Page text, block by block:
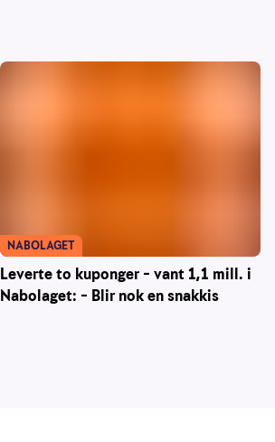
Leverte to kuponger – vant 1,1 mill. i
Nabolaget: – Blir nok en snakkis
NABOLAGET